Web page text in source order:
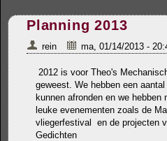
Planning 2013
rein ma, 01/14/2013 -
2012 is voor Theo's
geweest. We hebben een
kunnen afronden en we hebben
leuke evenementen zoals de
vliegerfestival en de projecten
Gedichten